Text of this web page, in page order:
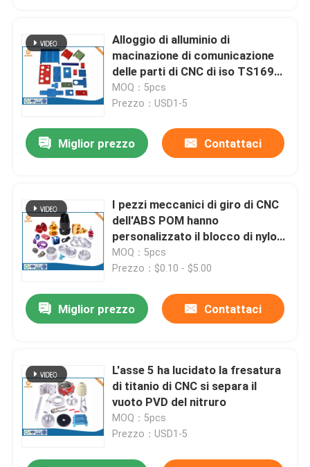
Alloggio di alluminio di
macinazione di comunicazione
delle parti di CNC di iso TS16949
EICC
MOQ：5pcs
Prezzo：USD1-5
Miglior prezzo Contattaci
I pezzi meccanici di giro di CNC
dell'ABS POM hanno
personalizzato il blocco di nylon
di plastica
MOQ：5pcs
Prezzo：$0.10 - $5.00
Miglior prezzo Contattaci
L'asse 5 ha lucidato la fresatura
di titanio di CNC si separa il
vuoto PVD del nitruro
MOQ：5pcs
Prezzo：USD1-5